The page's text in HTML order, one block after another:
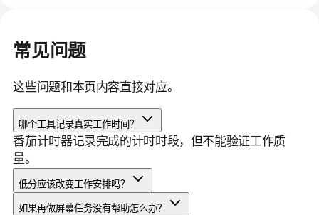
常见问题
这些问题和本页内容直接对应。
哪个工具记录真实工作时间？
番茄计时器记录完成的计时时段，但不能验证工作质
量。
低分应该改变工作安排吗？
如果再做屏幕任务没有帮助怎么办？